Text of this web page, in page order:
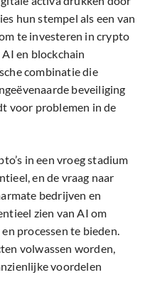
hun stempel als een van
te investeren in crypto
en blockchain
combinatie die
beveiliging
voor problemen in de
in een vroeg stadium
en de vraag naar
bedrijven en
zien van AI om
processen te bieden.
volwassen worden,
voordelen